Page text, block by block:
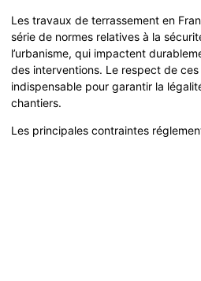
Les travaux de terrassement en
série de normes relatives à la
l’urbanisme, qui impactent
des interventions. Le respect de
indispensable pour garantir la
chantiers.
Les principales contraintes